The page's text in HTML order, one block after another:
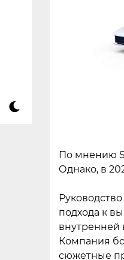
По мнению
Однако, в
подхода к
внутренней
Компания
сюжетные